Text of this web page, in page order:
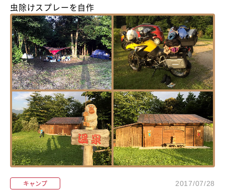
虫除けスプレーを自作
キャンプ 2017/07/28